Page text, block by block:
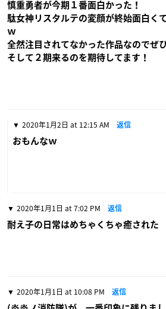
慎重勇者が今期１番面白かった！
駄女神リスタルテの変顔が終始面白く
ｗ
全然注目されてなかった作品なのでぜ
そして２期来るのを期待してます！
2020年1月2日 at 12:15 AM 返信
おもんなｗ
2020年1月1日 at 7:02 PM 返信
耐え子の日常はめちゃくちゃ癒された
2020年1月1日 at 10:08 PM 返信